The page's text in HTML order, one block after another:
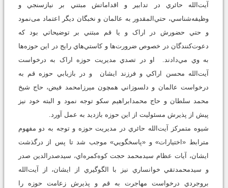
آيت‌‌الله حائري در تدابير و اقداماتش مبتني بر نيازسنجي و
وظيفه‌شناسي، حتي‌المقدور به عالمان و نخبگان ديگر اعتماد می‌نمود
و حتي حضورش در اراک و يا قم مبتني بر توضيحاتي بود که
دعوت‌کنندگان در خصوص ضرورت‌ها و کاستي‌هاي رايج در اين حوزه‌ها
به وي مي‌دادند. او در تصدي مديريت حوزه اراک به درخواست
آیت‌الله محسن اراکي و فرزند ايشان و در بازيابي حوزه قم به
درخواست عالمان و دلسوزاني همچون ميرزامحمد فيض، حاج شيخ
محمد سلطان و حاج محمدابراهيم سکو توجه نمود و البته خود نيز
پيش از پذيرش مسئوليت از اين حوزه‌ بازديد به عمل آورد.
شيوه متمرکز آیت‌الله حائري در مديريت حوزه و توجه به دو مفهوم
مترابط «اختيارات» و «پاسخگويي» موجب شد تا پس از درگذشت
ایشان، آيات عظام سيدمحمد حجت کوه‌کمره‌اي، سيدصدرالدين صدر
و سيدمحمدتقي خوانساري نیز با الگو‌گيري از ایشان، از آيت‌الله
بروجردي درخواست مهاجرت به قم و پذيرش زعامت حوزه را